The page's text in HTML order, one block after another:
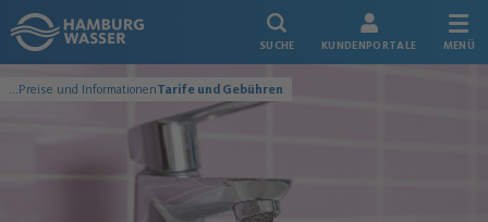
Link zur Startseite
SUCHE KUNDENPORTALE MENÜ
Service
...Preise und InformationenTarife und Gebühren